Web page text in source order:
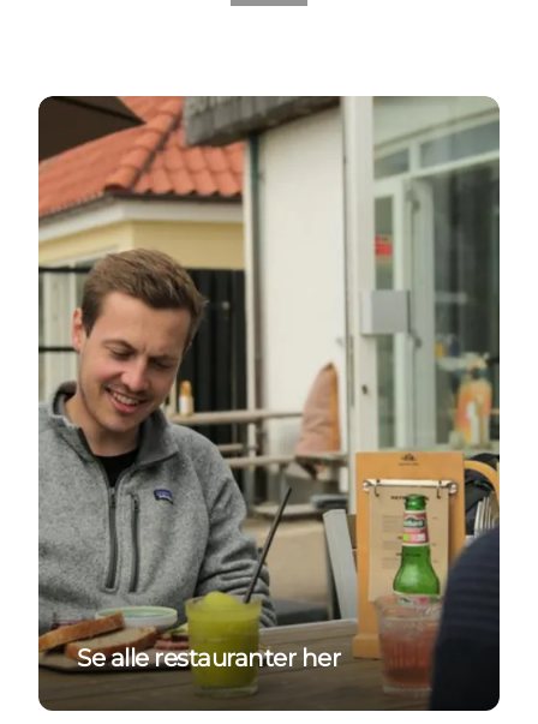
Se alle restauranter her
Se alle restauranter her